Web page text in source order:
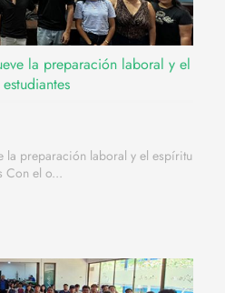
la preparación laboral y el
la preparación laboral y el espíritu
Con el o...